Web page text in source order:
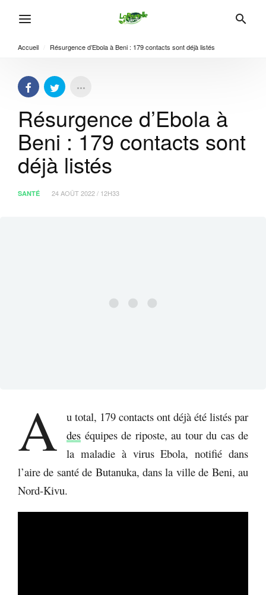
Accueil Résurgence d’Ebola à Beni : 179 contacts sont déjà listés
Résurgence d’Ebola à
Beni : 179 contacts sont
déjà listés
SANTÉ 24 AOÛT 2022 / 12H33
A
u total, 179 contacts ont déjà été listés par
des équipes de riposte, au tour du cas de
la maladie à virus Ebola, notifié dans
l’aire de santé de Butanuka, dans la ville de Beni, au
Nord-Kivu.